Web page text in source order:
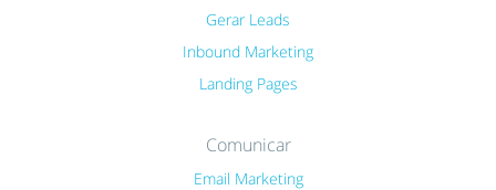
Gerar Leads
Inbound Marketing
Landing Pages
Comunicar
Email Marketing